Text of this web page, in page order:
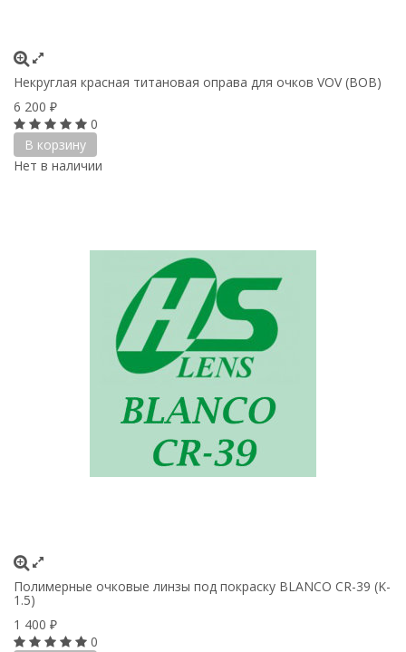
Некруглая красная титановая оправа для очков VOV (ВОВ)
6 200 ₽
0
В корзину
Нет в наличии
Полимерные очковые линзы под покраску BLANCO CR-39 (K-
1.5)
1 400 ₽
0